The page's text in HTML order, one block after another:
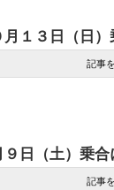
月１３日（日
記事
９日（土）乗
記事